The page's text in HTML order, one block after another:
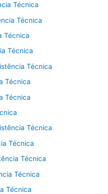
Técnica
Técnica
Técnica
Técnica
Técnica
Técnica
Técnica
Técnica
Técnica
Técnica
Técnica
Técnica